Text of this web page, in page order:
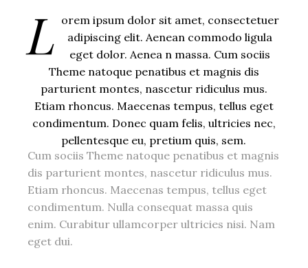
L orem ipsum dolor sit amet, consectetuer
adipiscing elit. Aenean commodo ligula
eget dolor. Aenea n massa. Cum sociis
Theme natoque penatibus et magnis dis
parturient montes, nascetur ridiculus mus.
Etiam rhoncus. Maecenas tempus, tellus eget
condimentum. Donec quam felis, ultricies nec,
pellentesque eu, pretium quis, sem.
Cum sociis Theme natoque penatibus et magnis
dis parturient montes, nascetur ridiculus mus.
Etiam rhoncus. Maecenas tempus, tellus eget
condimentum. Nulla consequat massa quis
enim. Curabitur ullamcorper ultricies nisi. Nam
eget dui.